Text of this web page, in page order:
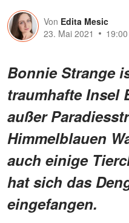
Von Edita Mesic
23. Mai 2021
19:00
Bonnie Strange
traumhafte Insel
außer
Himmelblauen
auch einige
hat sich das
eingefangen.